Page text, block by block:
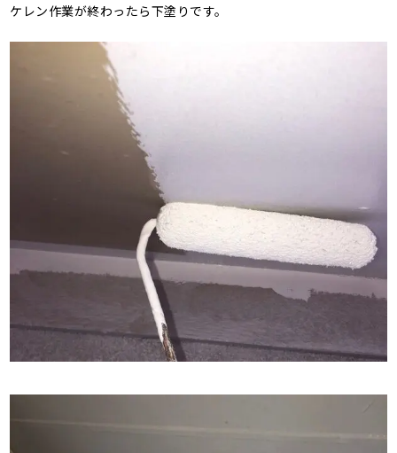
ケレン作業が終わったら下塗りです。